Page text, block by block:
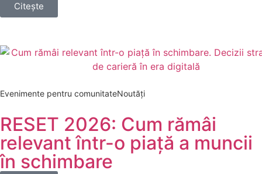
Citește
Evenimente pentru comunitateNoutăți
RESET 2026: Cum rămâi
relevant într-o piață a muncii
în schimbare